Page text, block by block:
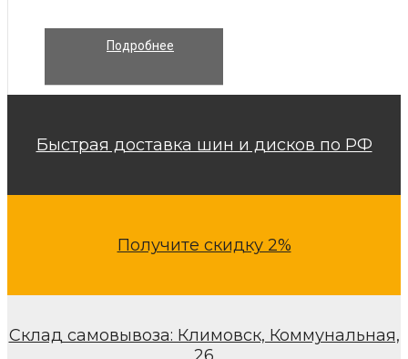
Подробнее
Быстрая доставка шин и дисков по РФ
Получите скидку 2%
Склад самовывоза: Климовск, Коммунальная,